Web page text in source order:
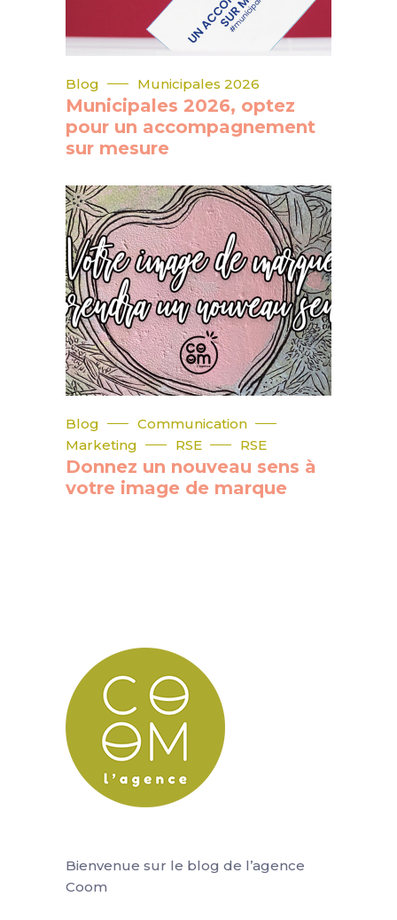
Blog Municipales 2026
Municipales 2026, optez
pour un accompagnement
sur mesure
Blog
Communication
Marketing
RSE RSE
Donnez un nouveau sens à
votre image de marque
Bienvenue sur le blog de l’agence
Coom